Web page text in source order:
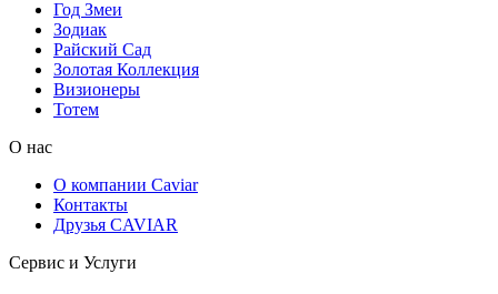
Год Змеи
Зодиак
Райский Сад
Золотая Коллекция
Визионеры
Тотем
О нас
О компании Caviar
Контакты
Друзья CAVIAR
Сервис и Услуги